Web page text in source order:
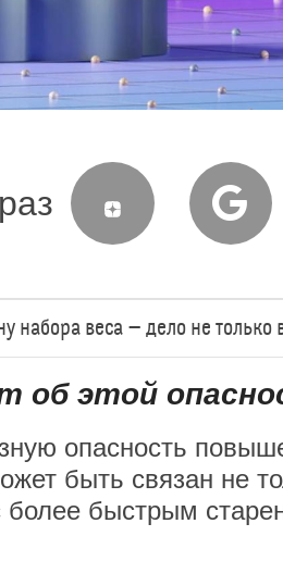
веса — дело не только
об этой
опасность
быть связан не
быстрым